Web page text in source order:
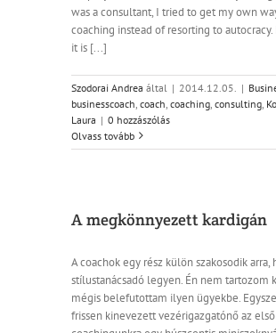
was a consultant, I tried to get my own
coaching instead of resorting to autocracy.
it is [...]
Szodorai Andrea által | 2014.12.05. |
businesscoach coach coaching consulting
Laura | 0 hozzászólás
Olvass tovább
A megkönnyezett kardigán
A coachok egy rész külön szakosodik arra,
stílustanácsadó legyen. Én nem tartozom
mégis belefutottam ilyen ügyekbe.
frissen kinevezett vezérigazgatónő az első